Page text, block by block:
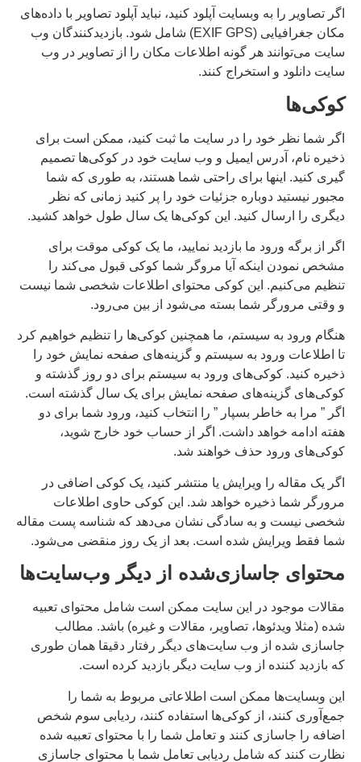
اگر تصاویر را به وبسایت آپلود کنید، نباید آپلود تصاویر با داده‌های
مکان جغرافیایی (EXIF GPS) شامل شود. بازدیدکنندگان وب
سایت می‌توانند هر گونه اطلاعات مکان را از تصاویر در وب
سایت دانلود و استخراج کنند.
کوکی‌ها
اگر شما نظر خود را در سایت ما ثبت کنید، ممکن است برای
ذخیره نام، آدرس ایمیل و وب سایت خود در کوکی‌ها تصمیم
گیری کنید. اینها برای راحتی شما هستند، به طوری که شما
مجبور نیستید دوباره جزئیات خود را پر کنید زمانی که نظر
دیگری را ارسال کنید. این کوکی‌ها یک سال طول خواهد کشید.
اگر از برگه ورود ما بازدید نمایید، ما یک کوکی موقت برای
مشخص نمودن اینکه آیا مروگر شما کوکی قبول می‌کند را
تنظیم می‌کنیم. این کوکی محتوای اطلاعات شخصی شما نیست
و وقتی مرورگر شما بسته می‌شود از بین می‌رود.
هنگام ورود به سیستم، ما همچنین کوکی‌ها را تنظیم خواهیم کرد
تا اطلاعات ورود به سیستم و گزینه‌های صفحه نمایش خود را
ذخیره کنید. کوکی‌های ورود به سیستم برای دو روز گذشته و
کوکی‌های گزینه‌های صفحه نمایش برای یک سال گذشته است.
اگر ” مرا به خاطر بسپار ” را انتخاب کنید، ورود شما برای دو
هفته ادامه خواهد داشت. اگر از حساب خود خارج شوید،
کوکی‌های ورود حذف خواهند شد.
اگر یک مقاله را ویرایش یا منتشر کنید، یک کوکی اضافی در
مرورگر شما ذخیره خواهد شد. این کوکی حاوی اطلاعات
شخصی نیست و به سادگی نشان می‌دهد که شناسه پست مقاله
شما فقط ویرایش شده است. بعد از یک روز منقضی می‌شود.
محتوای جاسازی‌شده از دیگر وب‌سایت‌ها
مقالات موجود در این سایت ممکن است شامل محتوای تعبیه
شده (مثلا ویدئوها، تصاویر، مقالات و غیره) باشد. مطالب
جاسازی شده از وب سایت‌های دیگر رفتار دقیقا همان طوری
که بازدید کننده از وب سایت دیگر بازدید کرده است.
این وبسایت‌ها ممکن است اطلاعاتی مربوط به شما را
جمع‌آوری کنند، از کوکی‌ها استفاده کنند، ردیابی سوم شخص
اضافه را جاسازی کنند و تعامل شما را با محتوای تعبیه شده
نظارت کنند که شامل ردیابی تعامل شما با محتوای جاسازی